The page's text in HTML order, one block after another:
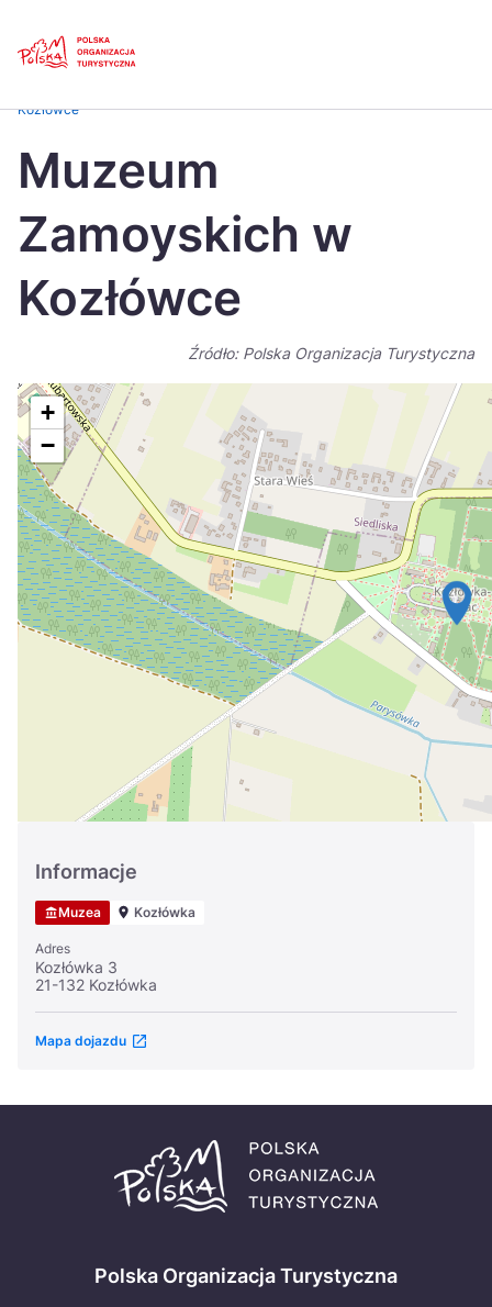
Česká
Dansk
Italiano
日本
Português
Suomi
Україна
Zamknij
Kozłówce
Muzeum
Zamoyskich w
Kozłówce
Źródło: Polska Organizacja Turystyczna
+
−
Informacje
Muzea Kozłówka
Adres
Kozłówka 3
21-132 Kozłówka
Mapa dojazdu
Polska Organizacja Turystyczna